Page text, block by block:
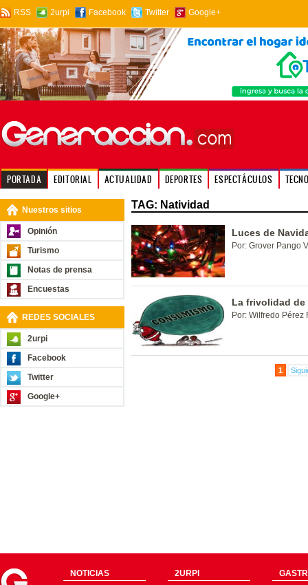
RSS 2urpi Facebook Twitter Google+
PORTADA EDITORIAL ACTUALIDAD DEPORTES ESPECTÁCULOS
Nuestros sitios
Opinión
Turismo
Notas de prensa
Encuestas
REDES SOCIALES
2urpi
Facebook
Twitter
Google+
TAG: Natividad
Luces de
Por: Grover Pango
La frivolidad de
Por: Wilfredo Pérez
1
NOTICIAS
2URPI